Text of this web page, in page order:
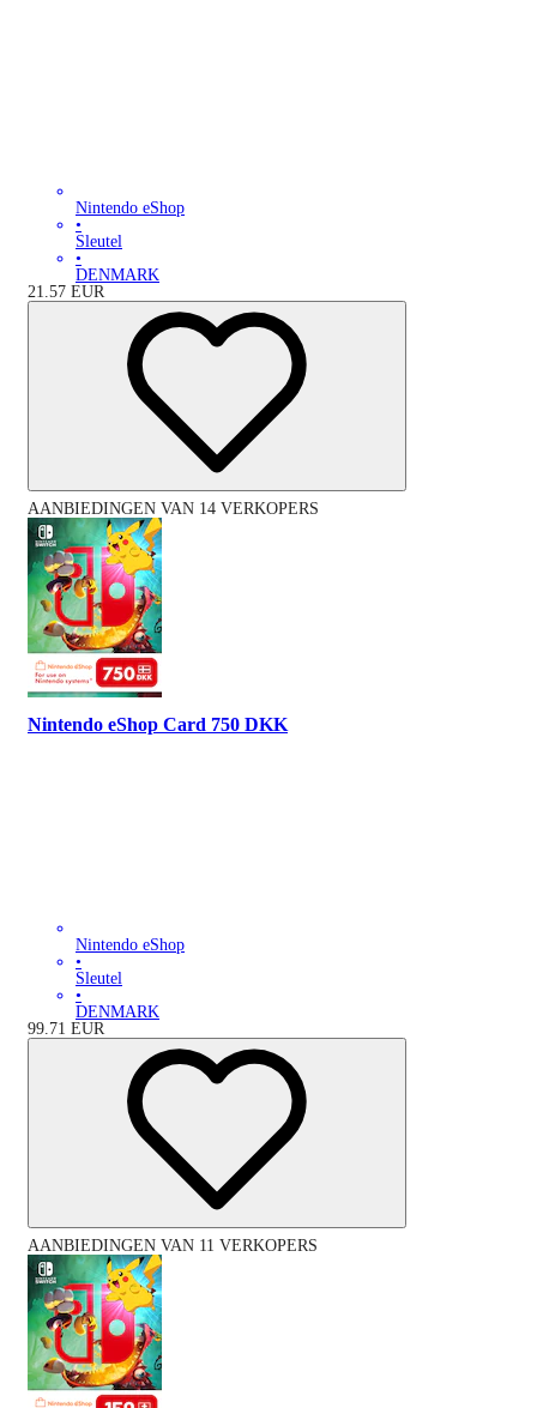
Nintendo eShop
•
Sleutel
•
DENMARK
21.57 EUR
AANBIEDINGEN VAN 14 VERKOPERS
Nintendo eShop Card 750 DKK
Nintendo eShop
•
Sleutel
•
DENMARK
99.71 EUR
AANBIEDINGEN VAN 11 VERKOPERS